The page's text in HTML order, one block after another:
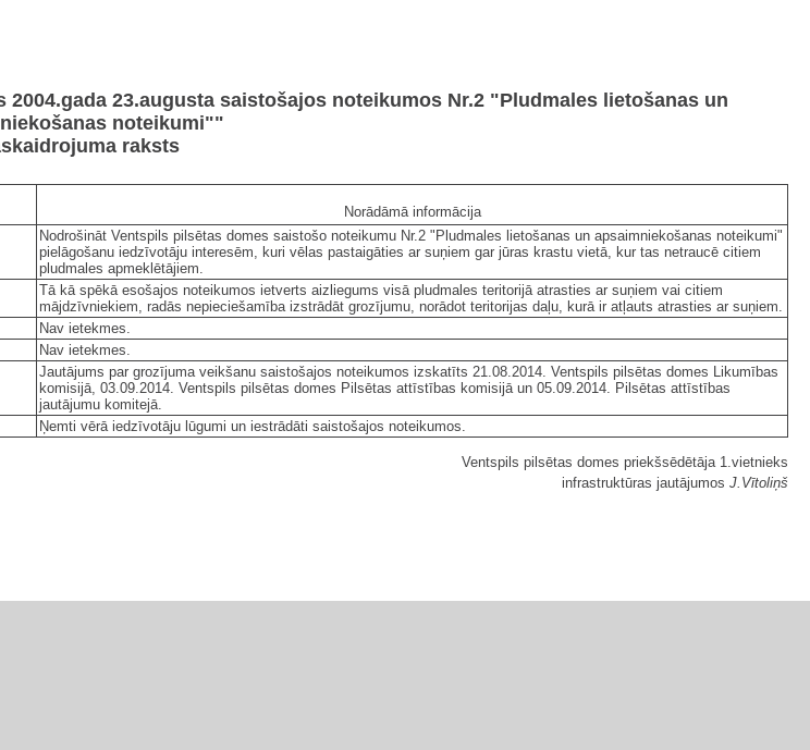
23.augusta saistošajos noteikumos Nr.2 "Pludmales lietošanas un
noteikumi""
raksts
Norādāmā informācija
Nodrošināt Ventspils pilsētas domes saistošo noteikumu Nr.2 "Pludmales lietošanas un apsaimniekošanas noteikumi"
pielāgošanu iedzīvotāju interesēm, kuri vēlas pastaigāties ar suņiem gar jūras krastu vietā, kur tas netraucē citiem
pludmales apmeklētājiem.
Tā kā spēkā esošajos noteikumos ietverts aizliegums visā pludmales teritorijā atrasties ar suņiem vai citiem
mājdzīvniekiem, radās nepieciešamība izstrādāt grozījumu, norādot teritorijas daļu, kurā ir atļauts atrasties ar suņiem.
Nav ietekmes.
Nav ietekmes.
Jautājums par grozījuma veikšanu saistošajos noteikumos izskatīts 21.08.2014. Ventspils pilsētas domes Likumības
komisijā, 03.09.2014. Ventspils pilsētas domes Pilsētas attīstības komisijā un 05.09.2014. Pilsētas attīstības
jautājumu komitejā.
Ņemti vērā iedzīvotāju lūgumi un iestrādāti saistošajos noteikumos.
Ventspils pilsētas domes priekšsēdētāja 1.vietnieks
infrastruktūras jautājumos J.Vītoliņš